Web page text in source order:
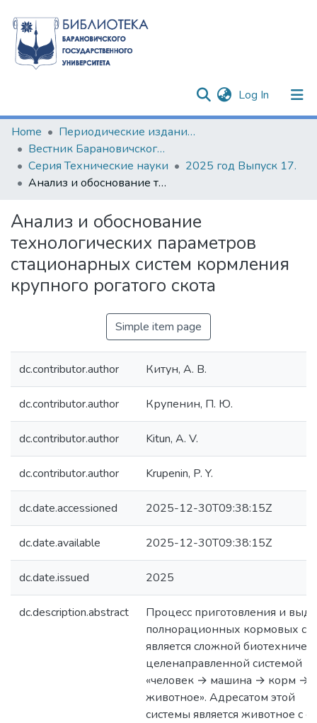
Log In (current)
Communities & Collections
All of DSpace
Statistics
Home
Периодические издания БарГУ
Вестник Барановичского государственного университета
Серия Технические науки
2025 год Выпуск 17.
Анализ и обоснование технологических параметров стационарных систем кормления крупного рогатого скота
Анализ и обоснование
технологических параметров
стационарных систем кормления
крупного рогатого скота
Simple item page
dc.contributor.author Китун, А. В.
dc.contributor.author Крупенин, П. Ю.
dc.contributor.author Kitun, А. V.
dc.contributor.author Krupenin, P. Y.
dc.date.accessioned 2025-12-30T09:38:15Z
dc.date.available 2025-12-30T09:38:15Z
dc.date.issued 2025
dc.description.abstract
Процесс приготовления и
полнорационных кормовых
является сложной
целенаправленной системой
«человек → машина → корм →
животное». Адресатом этой
системы является животное с